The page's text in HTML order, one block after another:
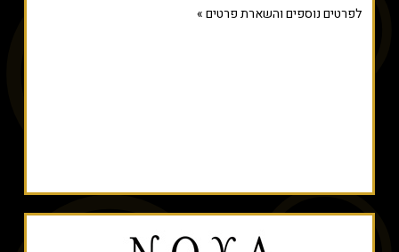
לפרטים נוספים והשארת פרטים »